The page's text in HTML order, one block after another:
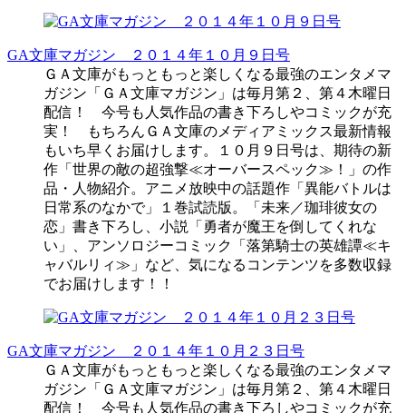
GA文庫マガジン ２０１４年１０月９日号
ＧＡ文庫がもっともっと楽しくなる最強のエンタメマ
ガジン「ＧＡ文庫マガジン」は毎月第２、第４木曜日
配信！ 今号も人気作品の書き下ろしやコミックが充
実！ もちろんＧＡ文庫のメディアミックス最新情報
もいち早くお届けします。１０月９日号は、期待の新
作「世界の敵の超強撃≪オーバースペック≫！」の作
品・人物紹介。アニメ放映中の話題作「異能バトルは
日常系のなかで」１巻試読版。「未来／珈琲彼女の
恋」書き下ろし、小説「勇者が魔王を倒してくれな
い」、アンソロジーコミック「落第騎士の英雄譚≪キ
ャバルリィ≫」など、気になるコンテンツを多数収録
でお届けします！！
GA文庫マガジン ２０１４年１０月２３日号
ＧＡ文庫がもっともっと楽しくなる最強のエンタメマ
ガジン「ＧＡ文庫マガジン」は毎月第２、第４木曜日
配信！ 今号も人気作品の書き下ろしやコミックが充